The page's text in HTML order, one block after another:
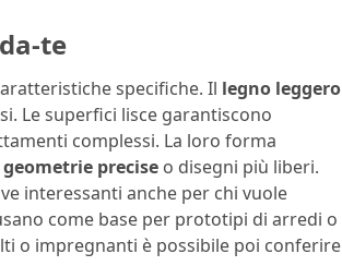
te
specifiche. Il legno leggero
Le superfici lisce garantiscono
complessi. La loro forma
geometrie precise o disegni più liberi.
interessanti anche per chi vuole
come base per prototipi di arredi o
o impregnanti è possibile poi conferire